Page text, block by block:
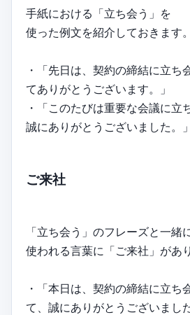
手紙における「立ち会う」を
使った例文を紹介しておきます。
・「先日は、契約の締結に立ち
てありがとうございます。」
・「このたびは重要な会議に立
誠にありがとうございました。」
ご来社
「立ち会う」のフレーズと一緒
使われる言葉に「ご来社」があ
・「本日は、契約の締結に立ち
て、誠にありがとうございまし